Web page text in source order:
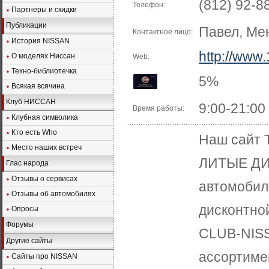
Партнеры и скидки
Публикации
История NISSAN
О моделях Ниссан
Техно-библиотечка
Всякая всячина
Клуб НИССАН
Клубная символика
Кто есть Who
Место наших встреч
Глас народа
Отзывы о сервисах
Отзывы об автомобилях
Опросы
Форумы
Другие сайты
Сайты про NISSAN
Телефон: (812) 92-
Контактное лицо: Павел,
Web:
http://
5%
Время работы:
9:00-21:00
Наш сайт
ЛИТЫЕ
CLUB-